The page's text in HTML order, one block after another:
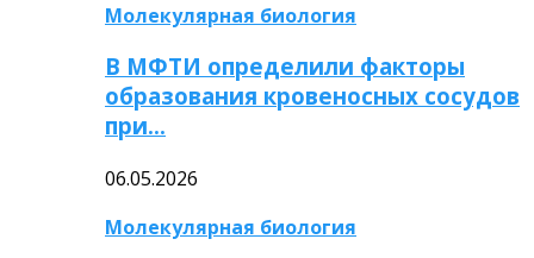
Молекулярная биология
В МФТИ определили факторы
образования кровеносных сосудов
при…
06.05.2026
Молекулярная биология